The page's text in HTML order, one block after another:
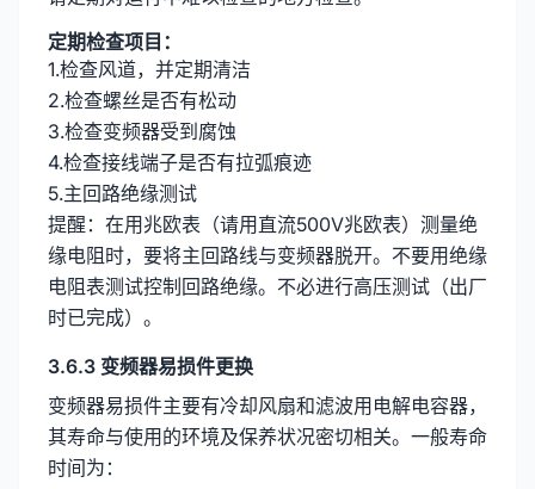
定期检查项目：
1.检查风道，并定期清洁
2.检查螺丝是否有松动
3.检查变频器受到腐蚀
4.检查接线端子是否有拉弧痕迹
5.主回路绝缘测试
提醒：在用兆欧表（请用直流500V兆欧表）测量绝
缘电阻时，要将主回路线与变频器脱开。不要用绝缘
电阻表测试控制回路绝缘。不必进行高压测试（出厂
时已完成）。
3.6.3 变频器易损件更换
变频器易损件主要有冷却风扇和滤波用电解电容器，
其寿命与使用的环境及保养状况密切相关。一般寿命
时间为：